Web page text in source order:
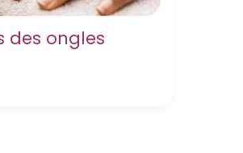
des ongles